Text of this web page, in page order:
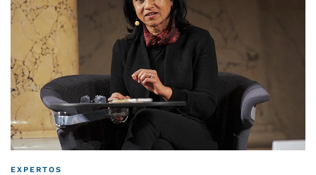
EXPERTOS